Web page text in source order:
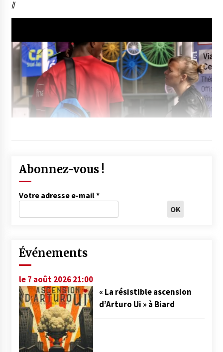
//
Abonnez-vous !
Votre adresse e-mail*
Événements
le 7 août 2026 21:00
« La résistible ascension
d’Arturo Ui » à Biard